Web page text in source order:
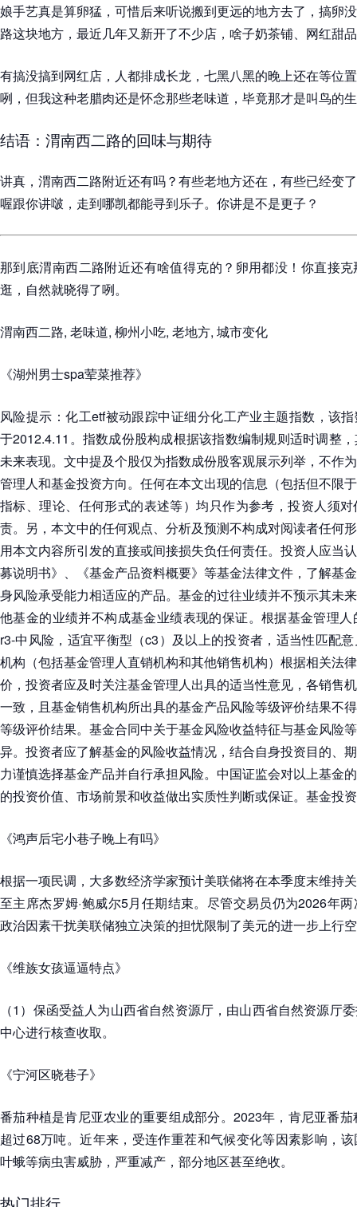
娘手艺真是算卵猛，可惜后来听说搬到更远的地方去了，搞卵
路这块地方，最近几年又新开了不少店，啥子奶茶铺、网红甜
有搞没搞到网红店，人都排成长龙，七黑八黑的晚上还在等位
咧，但我这种老腊肉还是怀念那些老味道，毕竟那才是叫鸟的
结语：渭南西二路的回味与期待
讲真，渭南西二路附近还有吗？有些老地方还在，有些已经变
喔跟你讲啵，走到哪凯都能寻到乐子。你讲是不是更子？
那到底渭南西二路附近还有啥值得克的？卵用都没！你直接
逛，自然就晓得了咧。
渭南西二路, 老味道, 柳州小吃, 老地方, 城市变化
《湖州男士spa荤菜推荐》
风险提示：化工etf被动跟踪中证细分化工产业主题指数，该
于2012.4.11。指数成份股构成根据该指数编制规则适时调整
未来表现。文中提及个股仅为指数成份股客观展示列举，不作
管理人和基金投资方向。任何在本文出现的信息（包括但不限
指标、理论、任何形式的表述等）均只作为参考，投资人须
责。另，本文中的任何观点、分析及预测不构成对阅读者任何
用本文内容所引发的直接或间接损失负任何责任。投资人应当
募说明书》、《基金产品资料概要》等基金法律文件，了解基
身风险承受能力相适应的产品。基金的过往业绩并不预示其未
他基金的业绩并不构成基金业绩表现的保证。根据基金管理
r3-中风险，适宜平衡型（c3）及以上的投资者，适当性匹配
机构（包括基金管理人直销机构和其他销售机构）根据相关法
价，投资者应及时关注基金管理人出具的适当性意见，各销售
一致，且基金销售机构所出具的基金产品风险等级评价结果不
等级评价结果。基金合同中关于基金风险收益特征与基金风险
异。投资者应了解基金的风险收益情况，结合自身投资目的、
力谨慎选择基金产品并自行承担风险。中国证监会对以上基金
的投资价值、市场前景和收益做出实质性判断或保证。基金投
《鸿声后宅小巷子晚上有吗》
根据一项民调，大多数经济学家预计美联储将在本季度末维持
至主席杰罗姆·鲍威尔5月任期结束。尽管交易员仍为2026年
政治因素干扰美联储独立决策的担忧限制了美元的进一步上行
《维族女孩逼逼特点》
（1）保函受益人为山西省自然资源厅，由山西省自然资源厅
中心进行核查收取。
《宁河区晓巷子》
番茄种植是肯尼亚农业的重要组成部分。2023年，肯尼亚番
超过68万吨。近年来，受连作重茬和气候变化等因素影响，
叶蛾等病虫害威胁，严重减产，部分地区甚至绝收。
热门排行